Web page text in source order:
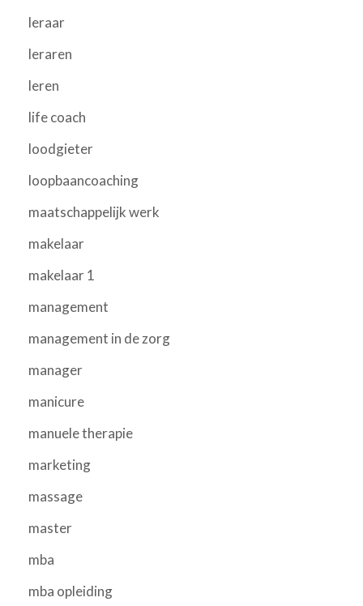
leraar
leraren
leren
life coach
loodgieter
loopbaancoaching
maatschappelijk werk
makelaar
makelaar 1
management
management in de zorg
manager
manicure
manuele therapie
marketing
massage
master
mba
mba opleiding